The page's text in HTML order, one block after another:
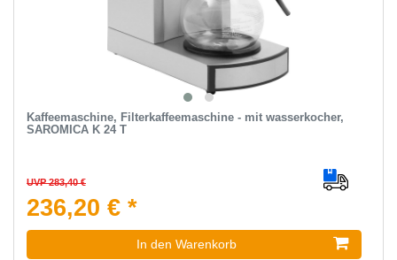
Kaffeemaschine, Filterkaffeemaschine - mit wasserkocher,
SAROMICA K 24 T
UVP 283,40 €
236,20 € *
In den Warenkorb